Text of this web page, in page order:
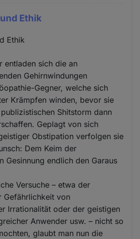
Ethik
Ethik
entladen sich die an
Gehirnwindungen
Gegner, welche sich
Krämpfen winden, bevor sie
Shitstorm dann
Geplagt von sich
Obstipation verfolgen sie
Dem Keim der
Gesinnung endlich den Garaus
Versuche – etwa der
Gefährlichkeit von
Irrationalität oder der geistigen
Anwender usw. – nicht so
glaubt man nun die